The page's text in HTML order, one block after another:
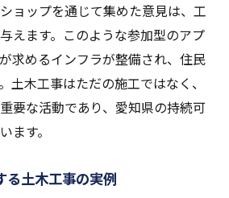
ョップを通じて集めた意見は、工
えます。このような参加型のアプ
求めるインフラが整備され、住民
土木工事はただの施工ではなく、
要な活動であり、愛知県の持続可
ます。
る土木工事の実例